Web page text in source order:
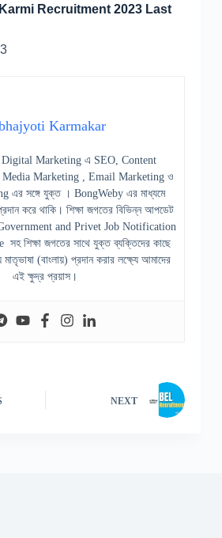
Recruitment 2023 Last
Karmakar
Digital Marketing এ SEO, Content
Marketing , Email Marketing ও
এর সঙ্গে যুক্ত । BongWeby এর মাধ্যমে
করে থাকি। শিক্ষা জগতের বিভিন্ন আপডেট
and Privet Job Notification
শিক্ষা জগতের সাথে যুক্ত ব্যক্তিদের কাছে
(বাংলায়) প্রদান করার লক্ষ্যে আমাদের
এই ক্ষুদ্র প্রয়াস।
NEXT